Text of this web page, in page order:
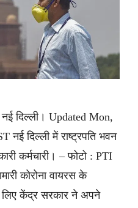
नई दिल्ली। Updated Mon,
दिल्ली में राष्ट्रपति भवन
कर्मचारी। – फोटो : PTI
कोरोना वायरस के
केंद्र सरकार ने अपने